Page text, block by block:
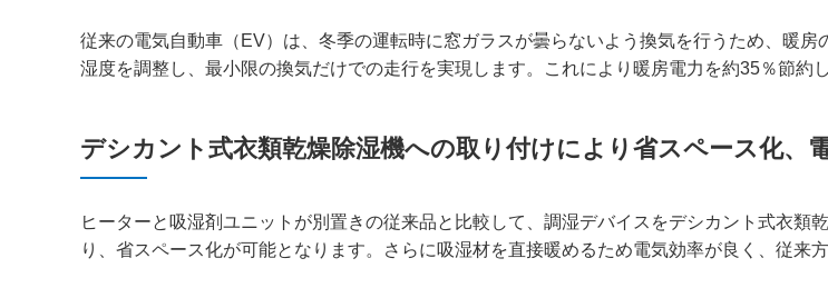
従来の電気自動車（EV）は、冬季の運転時に窓ガラスが曇らないよう換気を行うため、暖
湿度を調整し、最小限の換気だけでの走行を実現します。これにより暖房電力を約35％節約
デシカント式衣類乾燥除湿機への取り付けにより省スペース化、
ヒーターと吸湿剤ユニットが別置きの従来品と比較して、調湿デバイスをデシカント式衣
り、省スペース化が可能となります。さらに吸湿材を直接暖めるため電気効率が良く、従来